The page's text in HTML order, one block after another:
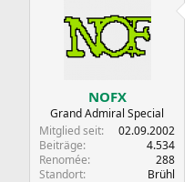
NOFX
Grand Admiral Special
Mitglied seit
02.09.2002
Beiträge
4.534
Renomée
288
Standort
Brühl